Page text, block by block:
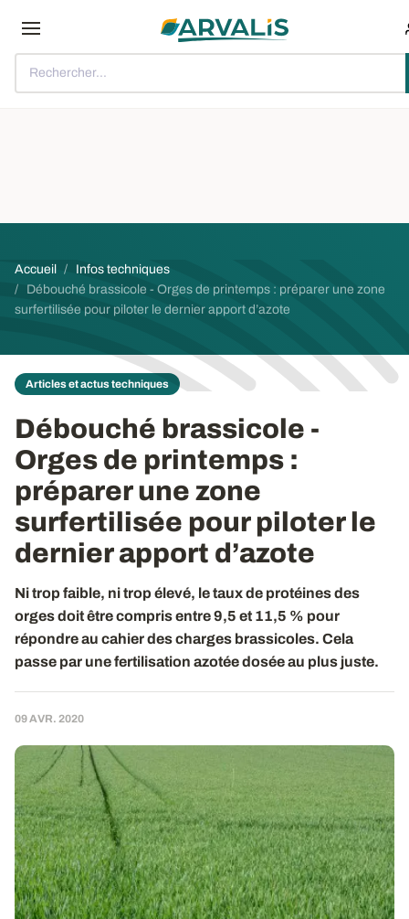
Rechercher...
Fil d'Ariane
Accueil
Infos techniques
Débouché brassicole - Orges de printemps : préparer une zone
surfertilisée pour piloter le dernier apport d’azote
Articles et actus techniques
Débouché brassicole -
Orges de printemps :
préparer une zone
surfertilisée pour piloter le
dernier apport d’azote
Ni trop faible, ni trop élevé, le taux de protéines des
orges doit être compris entre 9,5 et 11,5 % pour
répondre au cahier des charges brassicoles. Cela
passe par une fertilisation azotée dosée au plus juste.
09 AVR. 2020